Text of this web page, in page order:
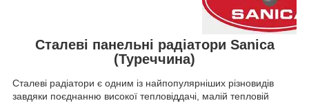
Сталеві панельні радіатори Sanica
(Туреччина)
Сталеві радіатори є одним із найпопулярніших різновидів
завдяки поєднанню високої тепловіддачі, малій тепловій